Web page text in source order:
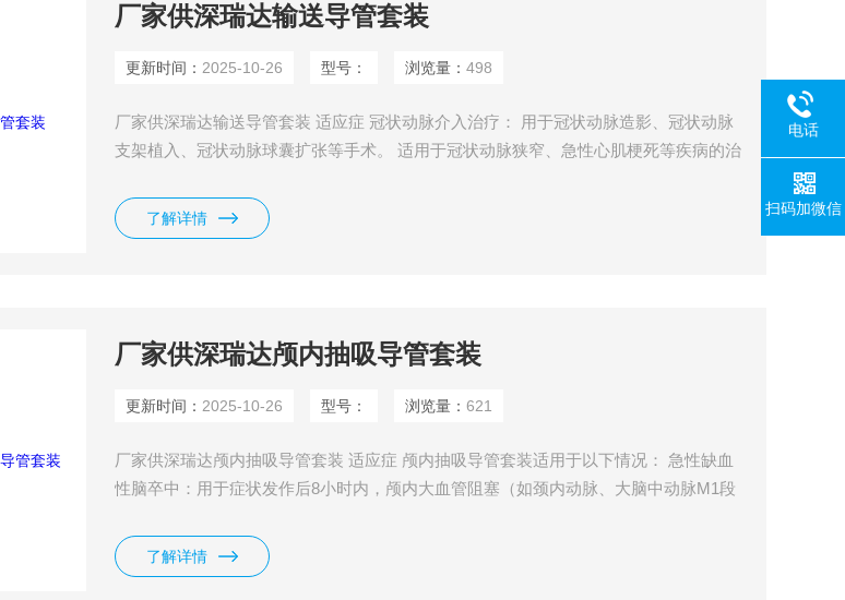
厂家供深瑞达输送导管套装
更新时间： 2025-10-26 型号： 浏览量：498
厂家供深瑞达输送导管套装 适应症 冠状动脉介入治疗： 用于冠状动脉造影、冠状动脉
支架植入、冠状动脉球囊扩张等手术。 适用于冠状动脉狭窄、急性心肌梗死等疾病的治
了解详情
厂家供深瑞达颅内抽吸导管套装
更新时间： 2025-10-26 型号： 浏览量：621
厂家供深瑞达颅内抽吸导管套装 适应症 颅内抽吸导管套装适用于以下情况： 急性缺血
性脑卒中：用于症状发作后8小时内，颅内大血管阻塞（如颈内动脉、大脑中动脉M1段
败或禁忌：对于不能使用静脉组织型纤溶酶原激活物（IV t-PA）或IV t-PA治疗失败的患
者，颅内抽吸导管套装是重要的治疗选择
了解详情
电话
扫码加微信